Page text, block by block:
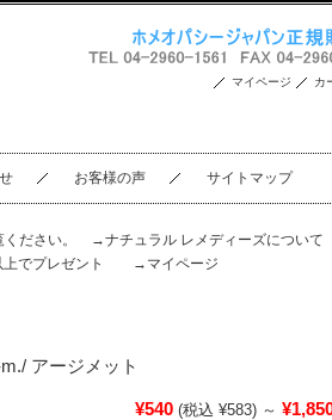
マイページ カ
お客様の声 サイトマップ
ください。
→ナチュラル レメディーズについて
でプレゼント →マイページ
アージメット
¥540 (税込 ¥583) ～